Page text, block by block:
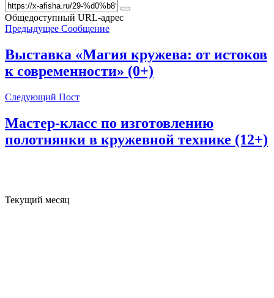
Общедоступный URL-адрес
Предыдущее Сообщение
Выставка «Магия кружева: от истоков
к современности» (0+)
Следующий Пост
Мастер-класс по изготовлению
полотнянки в кружевной технике (12+)
Текущий месяц